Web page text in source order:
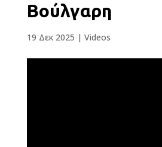
Βούλγαρη
19 Δεκ 2025 | Videos